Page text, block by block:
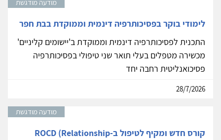
מודעה מודגשת
לימודי בוקר בפסיכותרפיה דינמית וממוקדת בבת חפר
התכנית לפסיכותרפיה דינמית וממוקדת ב'יישומים קליניים'
מכשירה מטפלים בעלי תואר שני טיפולי בפסיכותרפיה
פסיכואנליטית רחבה יחד
28/7/2026
מודעה מודגשת
קורס חדש ומקיף לטיפול ב-ROCD (Relationship